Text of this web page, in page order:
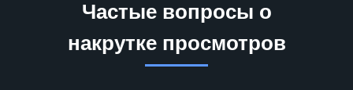
Частые вопросы о
накрутке просмотров